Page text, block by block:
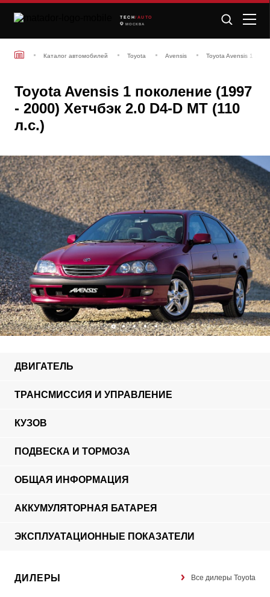
TECH /AUTO
МОСКВА
Каталог автомобилей Toyota Avensis Toyota Avensis 1
Toyota Avensis 1 поколение (1997
- 2000) Хетчбэк 2.0 D4-D MT (110
л.с.)
ДВИГАТЕЛЬ
ТРАНСМИССИЯ И УПРАВЛЕНИЕ
КУЗОВ
ПОДВЕСКА И ТОРМОЗА
ОБЩАЯ ИНФОРМАЦИЯ
АККУМУЛЯТОРНАЯ БАТАРЕЯ
ЭКСПЛУАТАЦИОННЫЕ ПОКАЗАТЕЛИ
ДИЛЕРЫ Все дилеры Toyota